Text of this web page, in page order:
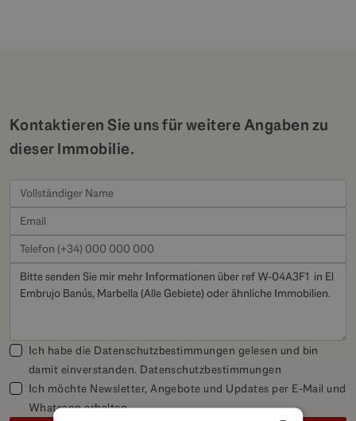
Kontaktieren Sie uns für weitere Angaben zu
dieser Immobilie.
Ich habe die Datenschutzbestimmungen gelesen und bin
damit einverstanden. Datenschutzbestimmungen
Ich möchte Newsletter, Angebote und Updates per E-Mail und
Whatsapp erhalten